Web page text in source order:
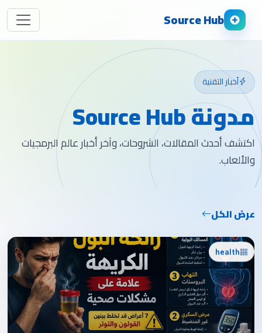
Source Hub
أخبار التقنية
مدونة Source Hub
اكتشف أحدث المقالات، الشروحات، وآخر أخبار عالم البرمجيات
والألعاب.
عرض الكل
health